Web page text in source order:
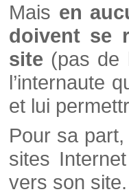
Mais en
doivent se
site (pas de
l’internaute
et lui
Pour sa
sites
vers son site.